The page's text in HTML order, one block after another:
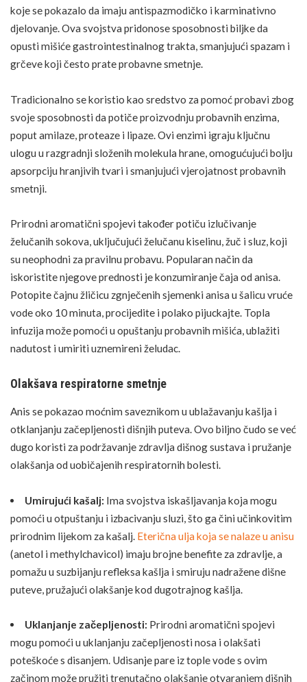
koje se pokazalo da imaju antispazmodičko i karminativno
djelovanje. Ova svojstva pridonose sposobnosti biljke da
opusti mišiće gastrointestinalnog trakta, smanjujući spazam i
grčeve koji često prate probavne smetnje.
Tradicionalno se koristio kao sredstvo za pomoć probavi zbog
svoje sposobnosti da potiče proizvodnju probavnih enzima,
poputamilaze, proteaze i lipaze. Ovi enzimi igraju ključnu
ulogu u razgradnji složenih molekula hrane, omogućujući bolju
apsorpciju hranjivih tvari i smanjujući vjerojatnost probavnih
smetnji.
Prirodni aromatični spojevi također potiču izlučivanje
želučanih sokova, uključujući želučanu kiselinu,žuč i sluz, koji
su neophodni za pravilnu probavu. Popularan način da
iskoristite njegove prednosti je konzumiranje čaja od anisa.
Potopite čajnu žličicu zgnječenih sjemenki anisa u šalicu vruće
vode oko 10 minuta, procijedite i polako pijuckajte. Topla
infuzija može pomoći u opuštanju probavnih mišića, ublažiti
nadutost i umiriti uznemireni želudac.
Olakšava respiratorne smetnje
Anis se pokazao moćnim saveznikom u ublažavanju kašlja i
otklanjanju začepljenosti dišnjih puteva. Ovo biljno čudo se već
dugo koristi za podržavanje zdravlja dišnog sustava i pružanje
olakšanja od uobičajenih respiratornih bolesti.
Umirujući kašalj: Ima svojstva iskašljavanja koja mogu
pomoći u otpuštanju i izbacivanju sluzi, što ga čini učinkovitim
prirodnim lijekom za kašalj. Eterična ulja koja se nalaze u anisu
(anetol i methylchavicol) imaju brojne benefite za zdravlje, a
pomažu u suzbijanju refleksa kašlja i smiruju nadražene dišne
puteve, pružajući olakšanje kod dugotrajnog kašlja.
Uklanjanje začepljenosti: Prirodni aromatični spojevi
mogu pomoći u uklanjanju začepljenosti nosa i olakšati
poteškoće s disanjem. Udisanje pare iz tople vode s ovim
začinom može pružiti trenutačno olakšanje otvaranjem dišnih